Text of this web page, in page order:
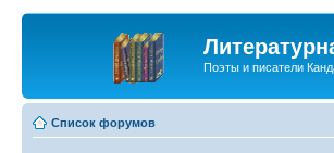
Поэты и писатели
Список форумов